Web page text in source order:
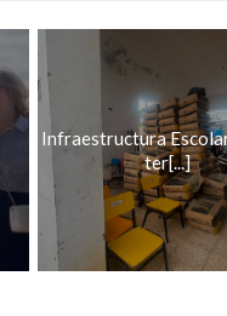
Infraestructura
ter[...]